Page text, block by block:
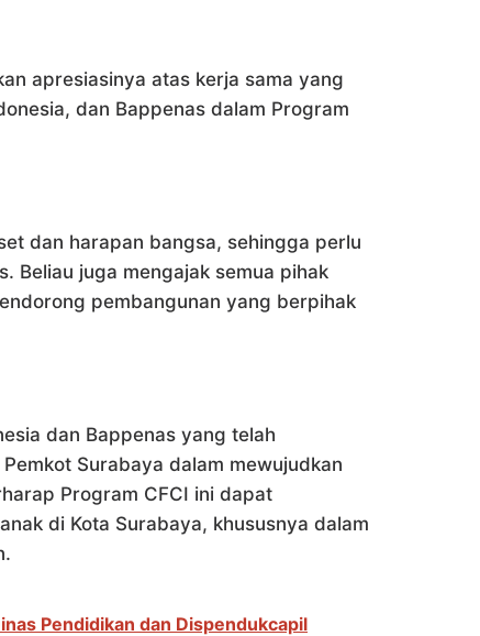
apresiasinya atas kerja sama yang
dan Bappenas dalam Program
dan harapan bangsa, sehingga perlu
Beliau juga mengajak semua pihak
pembangunan yang berpihak
dan Bappenas yang telah
Surabaya dalam mewujudkan
Program CFCI ini dapat
di Kota Surabaya, khususnya dalam
Pendidikan dan Dispendukcapil